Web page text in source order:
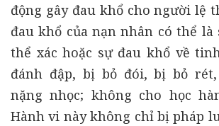
động gây đau khổ cho người lệ
đau khổ của nạn nhân có thể là
thể xác hoặc sự đau khổ về
đánh đập, bị bỏ đói, bị bỏ
nặng nhọc; không cho học
Hành vi này không chỉ bị pháp